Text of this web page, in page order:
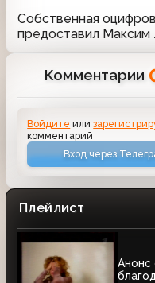
Собственная
предоставил
Комментарии
Войдите или
комментарий
Вход через
Плейлист
Анонс